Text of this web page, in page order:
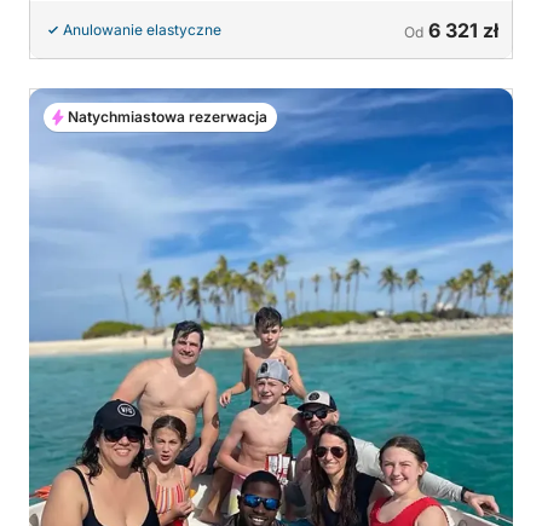
Anulowanie elastyczne Od 6 321 zł
Natychmiastowa rezerwacja